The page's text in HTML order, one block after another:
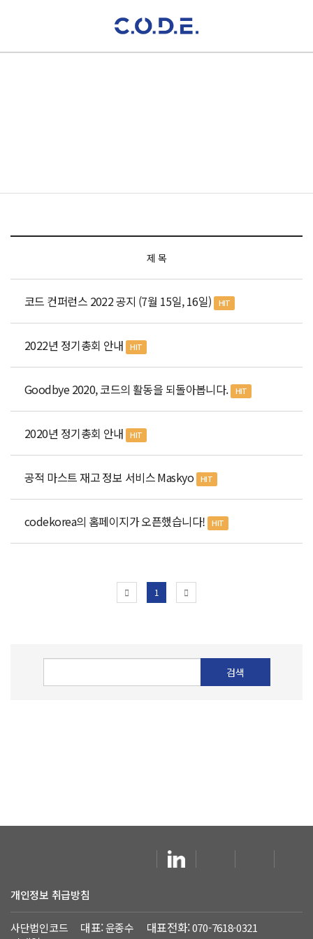
제 목
코드 컨퍼런스 2022 공지 (7월 15일, 16일) HIT
2022년 정기총회 안내 HIT
Goodbye 2020, 코드의 활동을 되돌아봅니다. HIT
2020년 정기총회 안내 HIT
공적 마스트 재고 정보 서비스 Maskyo HIT
codekorea의 홈페이지가 오픈했습니다! HIT
1
검색
개인정보 취급방침
회
사단법인코드 대표:윤종수 대표전화:070-7618-0321